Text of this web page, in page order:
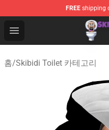
FREE shipping
Open menu
Skibidi Toilet Plush
홈/Skibidi Toilet 카테고리